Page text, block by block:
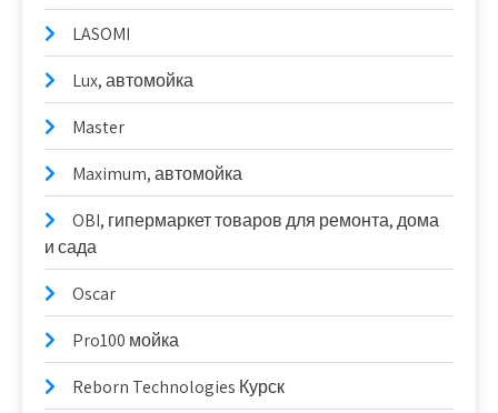
LASOMI
Lux, автомойка
Master
Maximum, автомойка
OBI, гипермаркет товаров для ремонта, дома
и сада
Oscar
Pro100 мойка
Reborn Technologies Курск